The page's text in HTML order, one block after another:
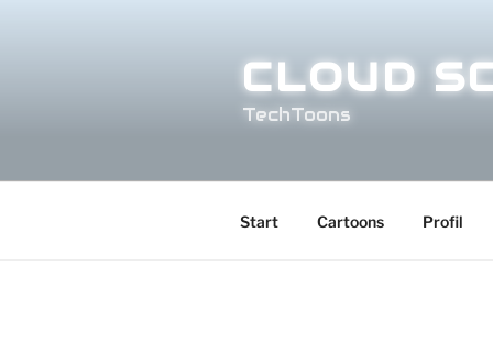
CLOUD
TechToons
Start Cartoons Profil